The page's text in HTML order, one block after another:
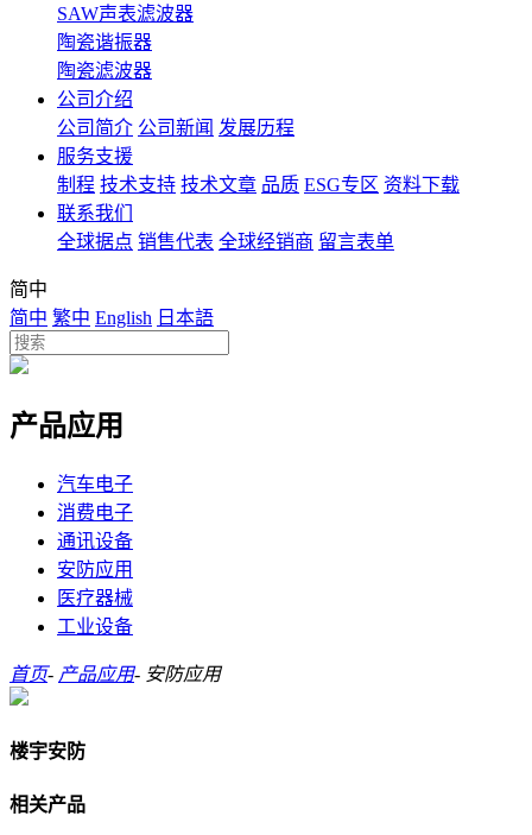
SAW声表滤波器
陶瓷谐振器
陶瓷滤波器
公司介绍
公司简介 公司新闻 发展历程
服务支援
制程 技术支持 技术文章 品质 ESG专区 资料下载
联系我们
全球据点 销售代表 全球经销商 留言表单
简中
简中 繁中 English 日本語
产品应用
汽车电子
消费电子
通讯设备
安防应用
医疗器械
工业设备
首页- 产品应用- 安防应用
楼宇安防
相关产品